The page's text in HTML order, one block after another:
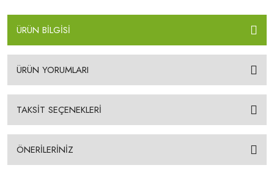
ÜRÜN BİLGİSİ
ÜRÜN YORUMLARI
TAKSİT SEÇENEKLERİ
ÖNERİLERİNİZ